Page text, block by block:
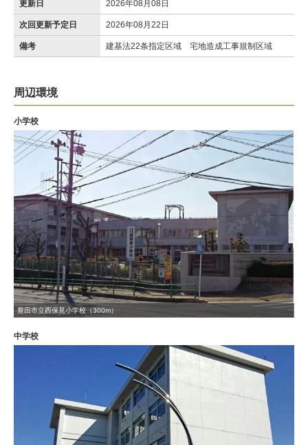
更新日 2026年08月08日
次回更新予定日 2026年08月22日
備考 建基法22条指定区域 宅地造成工事規制区域
周辺環境
小学校
豊田市立西保見小学校（300m）
中学校